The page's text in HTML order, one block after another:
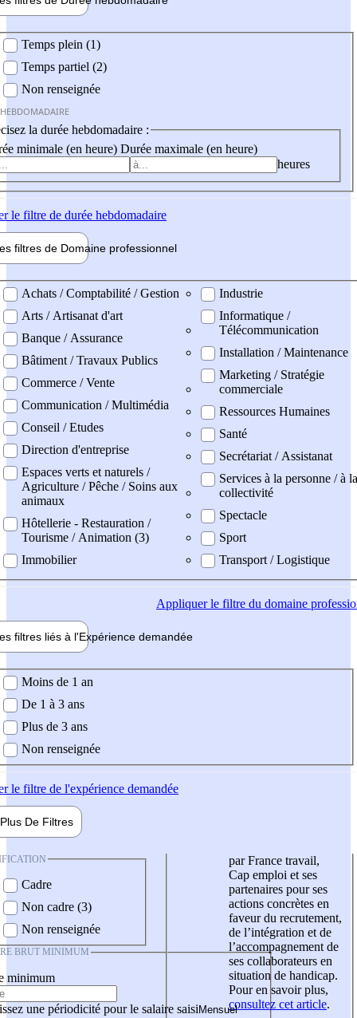
Temps plein (1)
Temps partiel (2)
Non renseignée
la durée hebdomadaire :
minimale (en heure) Durée maximale (en heure)
heures
le filtre de durée hebdomadaire
filtres de Domaine professionnel
professionel
Achats / Comptabilité / Gestion
Arts / Artisanat d'art
Banque / Assurance
Bâtiment / Travaux Publics
Commerce / Vente
Communication / Multimédia
Conseil / Etudes
Direction d'entreprise
Espaces verts et naturels /
Agriculture / Pêche / Soins aux
animaux
Hôtellerie - Restauration /
Tourisme / Animation (3)
Immobilier
Industrie
Informatique /
Télécommunication
Installation / Maintenance
Marketing / Stratégie
commerciale
Ressources Humaines
Santé
Secrétariat / Assistanat
Services à la personne / à la
collectivité
Spectacle
Sport
Transport / Logistique
Appliquerle filtre du domaine
filtres liés à l'Expérience demandée
demandée
Moins de 1 an
De 1 à 3 ans
Plus de 3 ans
Non renseignée
le filtre de l'expérience demandée
Plus De Filtres
Cadre
Non cadre (3)
Non renseignée
BRUT MINIMUM
minimum
une périodicité pour le salaire saisi
par France travail,
Cap emploi et ses
partenaires pour ses
actions concrètes en
faveur du recrutement,
de l’intégration et de
l’accompagnement de
ses collaborateurs en
situation de handicap.
Pour en savoir plus,
consultez cet article.